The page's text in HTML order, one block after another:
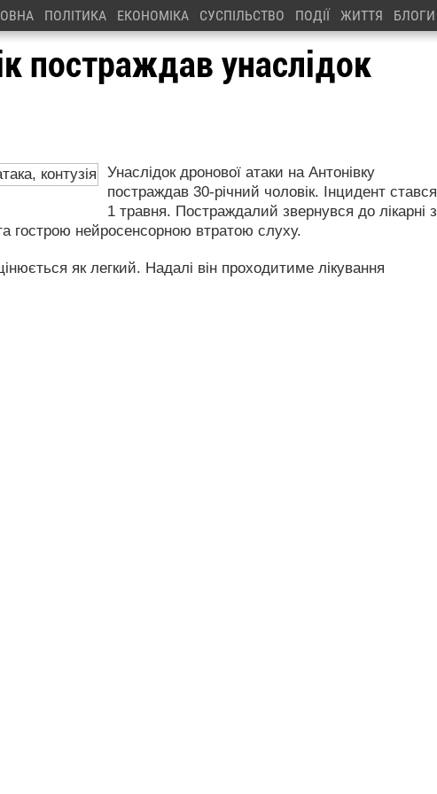
ПОЛІТИКА ЕКОНОМІКА СУСПІЛЬСТВО ПОДІЇ ЖИТТЯ БЛОГИ
постраждав унаслідок
Унаслідок дронової атаки на Антонівку
постраждав 30-річний чоловік. Інцидент стався
1 травня. Постраждалий звернувся до лікарні з
гострою нейросенсорною втратою слуху.
як легкий. Надалі він проходитиме лікування